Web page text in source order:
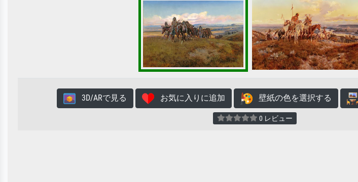
3D/ARで見る お気に入りに追加 壁紙の色を選択する
0 レビュー